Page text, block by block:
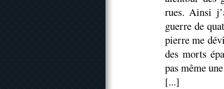
rues. Ainsi
guerre de
pierre me
des morts
pas même
[...]